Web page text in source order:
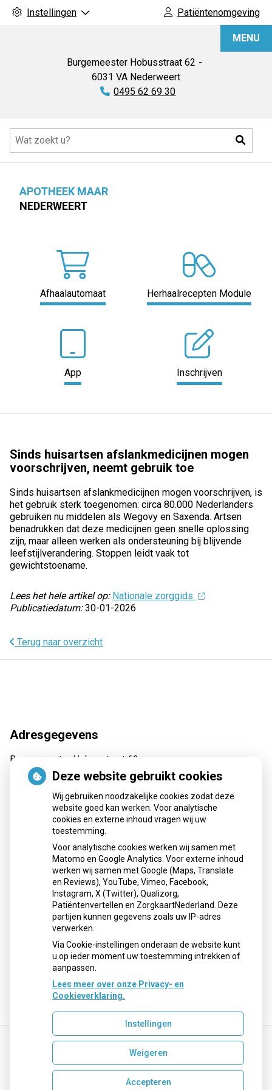
Instellingen Patiëntenomgeving
Burgemeester Hobusstraat62
6031 VA Nederweert
Tel:
0495 62 69 30
MENU
APOTHEEK MAAR
NEDERWEERT
Afhaalautomaat Herhaalrecepten Module
App Inschrijven
Sinds huisartsen afslankmedicijnen mogen
voorschrijven, neemt gebruik toe
Sinds huisartsen afslankmedicijnen mogen voorschrijven, is
het gebruik sterk toegenomen: circa 80.000 Nederlanders
gebruiken nu middelen als Wegovy en Saxenda. Artsen
benadrukken dat deze medicijnen geen snelle oplossing
zijn, maar alleen werken als ondersteuning bij blijvende
leefstijlverandering. Stoppen leidt vaak tot
gewichtstoename.
Lees het hele artikel op: Nationale zorggids
Publicatiedatum:30-01-2026
Terug naar overzicht
Adresgegevens
Burgemeester Hobusstraat 62
6031 VA Nederweert
0495 62 69 30
recepten@apotheekmaar.nl
Openingstijden
Maandag:
08:00 - 17:30 uur
08:00 - 17:30 uur
Woensdag:
08:00 - 17:30 uur
Donderdag:
08:00 - 17:30 uur
08:00 - 17:30 uur
Uw Zorg Online |Beheer
recepten@apotheekmaar.nl
Deze website gebruikt cookies
Wij gebruiken noodzakelijke cookies zodat deze
website goed kan werken. Voor analytische
cookies en externe inhoud vragen wij uw
toestemming.
Voor analytische cookies werken wij samen met
Matomo en Google Analytics. Voor externe inhoud
werken wij samen met Google (Maps, Translate
en Reviews), YouTube, Vimeo, Facebook,
Instagram, X (Twitter), Qualizorg,
Patiëntenvertellen en ZorgkaartNederland. Deze
partijen kunnen gegevens zoals uw IP-adres
verwerken.
Via Cookie-instellingen onderaan de website kunt
u op ieder moment uw toestemming intrekken of
aanpassen.
Lees meer over onze Privacy- en
Cookieverklaring.
Instellingen
Weigeren
Accepteren